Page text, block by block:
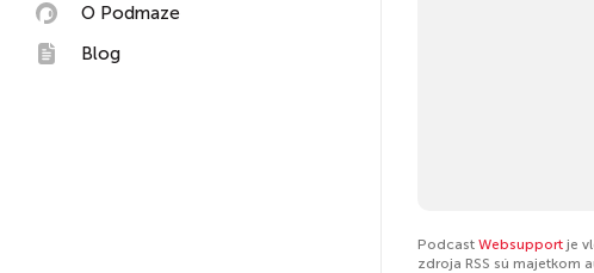
O Podmaze
Blog
Podcast Websupport je
zdroja RSS sú majetkom